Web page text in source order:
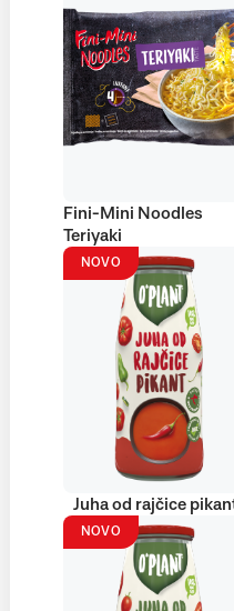
Fini-Mini Noodles
Teriyaki
NOVO
Juha od rajčice
NOVO